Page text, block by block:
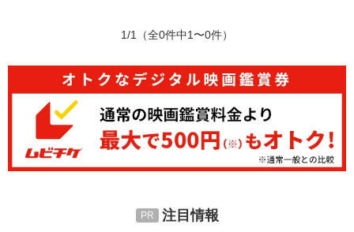
1/1 （全0件中1〜0件）
注目情報